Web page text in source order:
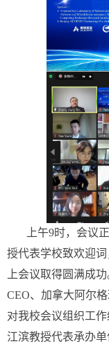
上午9时，会议
授代表学校致欢迎
上会议取得圆满成
CEO、加拿大阿尔
对我校会议组织工
江滨教授代表承办